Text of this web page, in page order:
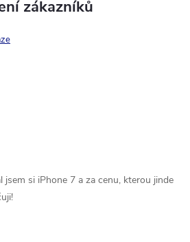
zákazníků
jsem si iPhone 7 a za cenu, kterou jinde